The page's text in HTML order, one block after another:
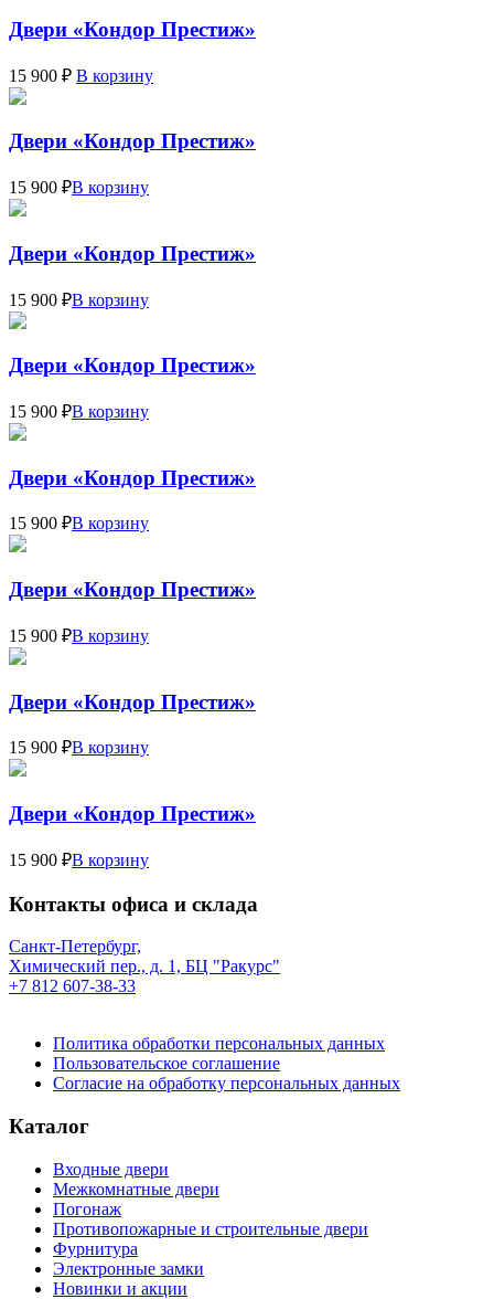
Двери «Кондор Престиж»
15 900 ₽ В корзину
Двери «Кондор Престиж»
15 900 ₽В корзину
Двери «Кондор Престиж»
15 900 ₽В корзину
Двери «Кондор Престиж»
15 900 ₽В корзину
Двери «Кондор Престиж»
15 900 ₽В корзину
Двери «Кондор Престиж»
15 900 ₽В корзину
Двери «Кондор Престиж»
15 900 ₽В корзину
Двери «Кондор Престиж»
15 900 ₽В корзину
Контакты офиса и склада
Санкт-Петербург,
Химический пер., д. 1, БЦ "Ракурс"
+7 812 607-38-33
Политика обработки персональных данных
Пользовательское соглашение
Согласие на обработку персональных данных
Каталог
Входные двери
Межкомнатные двери
Погонаж
Противопожарные и строительные двери
Фурнитура
Электронные замки
Новинки и акции